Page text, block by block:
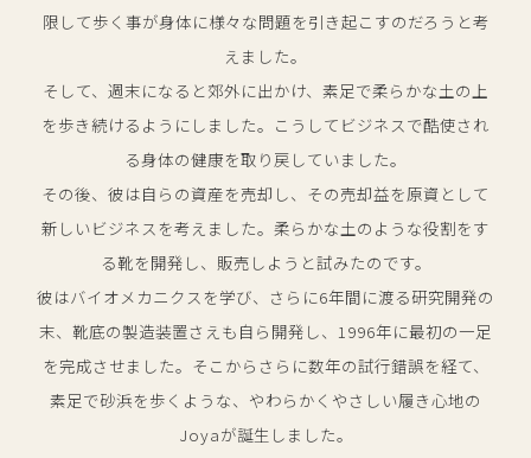
限して歩く事が身体に様々な問題を引き起こすのだろうと考
えました。
そして、週末になると郊外に出かけ、素足で柔らかな土の上
を歩き続けるようにしました。 こうしてビジネスで酷使され
る身体の健康を取り戻していました。
その後、彼は自らの資産を売却し、その売却益を原資として
新しいビジネスを考えました。 柔らかな土のような役割をす
る靴を開発し、販売しようと試みたのです。
彼はバイオメカニクスを学び、さらに6年間に渡る研究開発の
末、 靴底の製造装置さえも自ら開発し、1996年に最初の一足
を完成させました。 そこからさらに数年の試行錯誤を経て、
素足で砂浜を歩くような、 やわらかくやさしい履き心地の
Joyaが誕生しました。